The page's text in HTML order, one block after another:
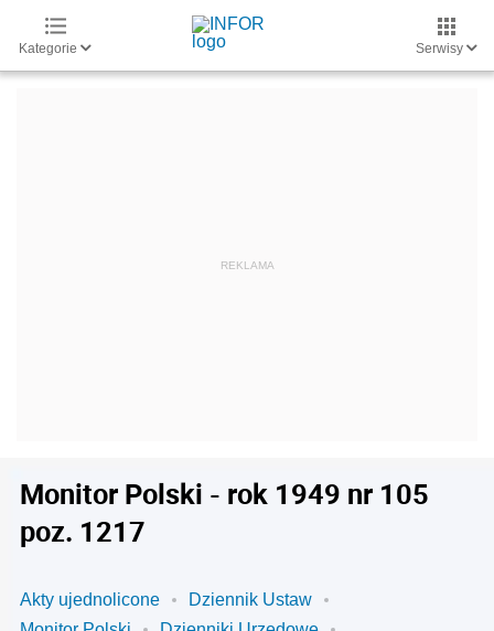
Kategorie Serwisy
Monitor Polski - rok 1949 nr 105
poz. 1217
Akty ujednolicone
Dziennik Ustaw